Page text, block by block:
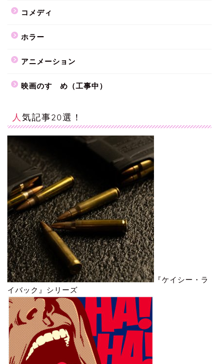
コメディ
ホラー
アニメーション
映画のすゝめ（工事中）
人気記事20選！
『ケイシー・ラ
イバック』シリーズ